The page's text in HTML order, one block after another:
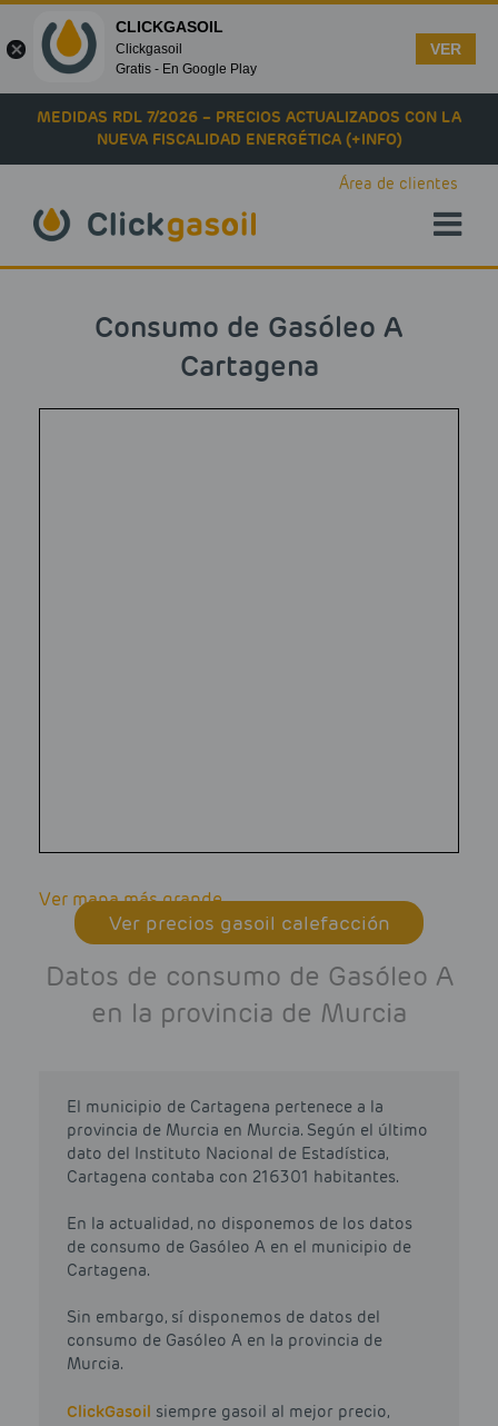
Skip to main content
MEDIDAS RDL 7/2026 – PRECIOS ACTUALIZADOS CON LA
NUEVA FISCALIDAD ENERGÉTICA (+INFO)
Área de clientes
Consumo de Gasóleo A
Cartagena
Ver mapa más grande
Ver precios gasoil calefacción
Datos de consumo de Gasóleo A
en la provincia de Murcia
El municipio de Cartagena pertenece a la
provincia de Murcia en Murcia. Según el último
dato del Instituto Nacional de Estadística,
Cartagena contaba con 216301 habitantes.
En la actualidad, no disponemos de los datos
de consumo de Gasóleo A en el municipio de
Cartagena.
Sin embargo, sí disponemos de datos del
consumo de Gasóleo A en la provincia de
Murcia.
ClickGasoil siempre gasoil al mejor precio,
CLICKGASOIL
Clickgasoil
Gratis - En Google Play
VER